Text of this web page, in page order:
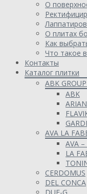
О
О плитах
Как
Что такое
Контакты
Каталог плитки
ABK
ABK
AVA LA
AVA
LA
CERDOMUS
DEL CONCA